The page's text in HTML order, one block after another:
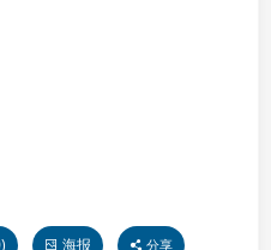
) 海报 分享